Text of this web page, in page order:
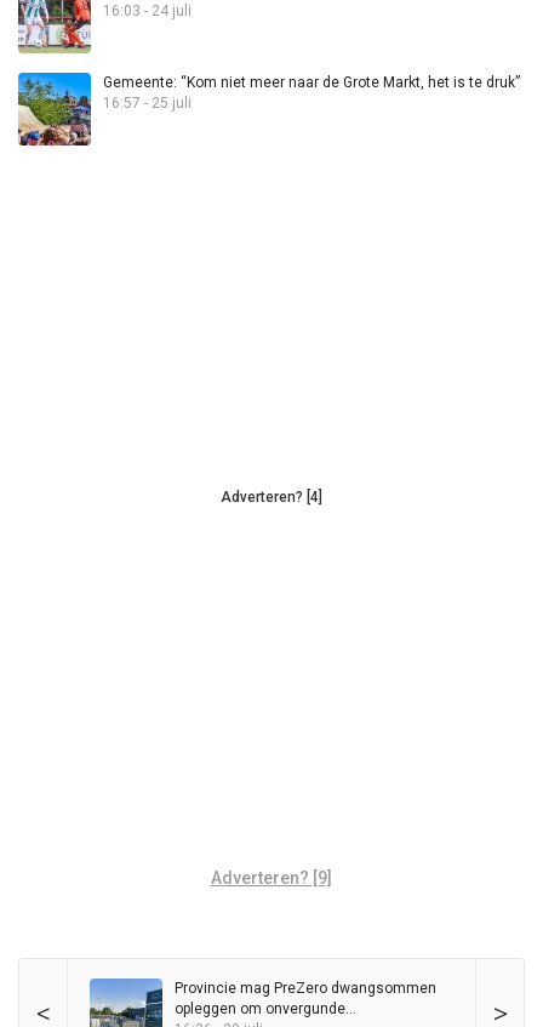
16:03 - 24 juli
Gemeente: “Kom niet meer naar de Grote Markt, het is te druk”
16:57 - 25 juli
Adverteren? [4]
Adverteren? [9]
< >
Provincie mag PreZero dwangsommen
opleggen om onvergunde